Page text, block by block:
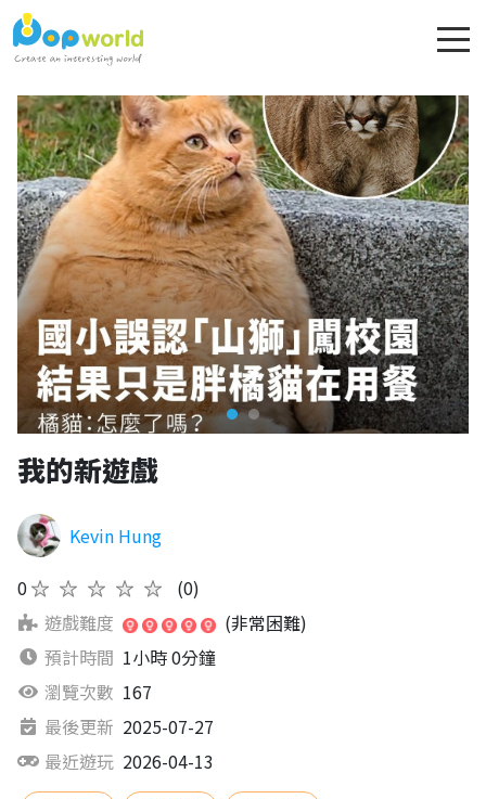
我的新遊戲
Kevin Hung
0★★★★★
(0)
遊戲難度
(非常困難)
預計時間 1小時 0分鐘
瀏覽次數 167
最後更新 2025-07-27
最近遊玩 2026-04-13